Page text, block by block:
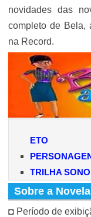
novidades das
completo de Bela,
na Record.
ETO
TRILHA
Sobre a
◘ Período de